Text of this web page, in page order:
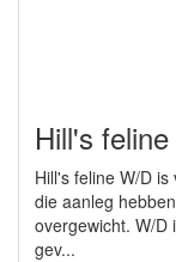
Hill's
Hill's feline W/D
die aanleg
overgewicht. W/D
gev...